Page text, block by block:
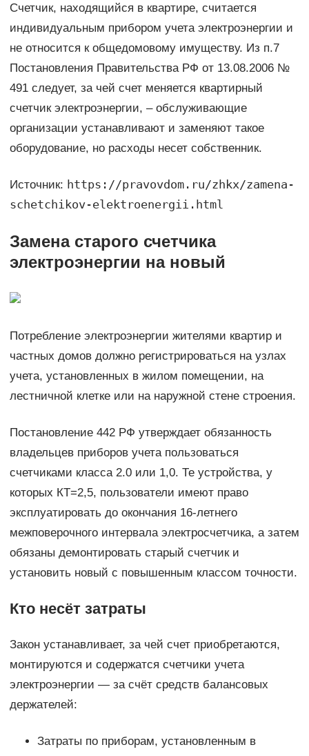
Счетчик, находящийся в квартире, считается
индивидуальным прибором учета электроэнергии и
не относится к общедомовому имуществу. Из п.7
Постановления Правительства РФ от 13.08.2006 №
491 следует, за чей счет меняется квартирный
счетчик электроэнергии, – обслуживающие
организации устанавливают и заменяют такое
оборудование, но расходы несет собственник.
Источник: https://pravovdom.ru/zhkx/zamena-
schetchikov-elektroenergii.html
Замена старого счетчика
электроэнергии на новый
Потребление электроэнергии жителями квартир и
частных домов должно регистрироваться на узлах
учета, установленных в жилом помещении, на
лестничной клетке или на наружной стене строения.
Постановление 442 РФ утверждает обязанность
владельцев приборов учета пользоваться
счетчиками класса 2.0 или 1,0. Те устройства, у
которых КТ=2,5, пользователи имеют право
эксплуатировать до окончания 16-летнего
межповерочного интервала электросчетчика, а затем
обязаны демонтировать старый счетчик и
установить новый с повышенным классом точности.
Кто несёт затраты
Закон устанавливает, за чей счет приобретаются,
монтируются и содержатся счетчики учета
электроэнергии — за счёт средств балансовых
держателей:
Затраты по приборам, установленным в